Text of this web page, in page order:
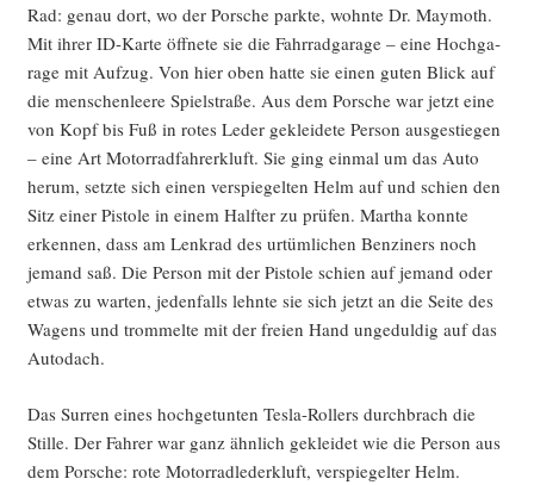
Rad: genau dort, wo der Por­sche park­te, wohn­te Dr. May­mo­th.
Mit ihrer ID-Kar­te öff­ne­te sie die Fahr­rad­ga­ra­ge – eine Hoch­ga­
ra­ge mit Auf­zug. Von hier oben hat­te sie einen guten Blick auf
die men­schen­lee­re Spiel­stra­ße. Aus dem Por­sche war jetzt eine
von Kopf bis Fuß in rotes Leder geklei­de­te Per­son aus­ge­stie­gen
– eine Art Motor­rad­fah­rer­kluft. Sie ging ein­mal um das Auto
her­um, setz­te sich einen ver­spie­gel­ten Helm auf und schien den
Sitz einer Pis­to­le in einem Half­ter zu prü­fen. Mar­tha konn­te
erken­nen, dass am Lenk­rad des urtüm­li­chen Ben­zi­ners noch
jemand saß. Die Per­son mit der Pis­to­le schien auf jemand oder
etwas zu war­ten, jeden­falls lehn­te sie sich jetzt an die Sei­te des
Wagens und trom­mel­te mit der frei­en Hand unge­dul­dig auf das
Autodach.
Das Sur­ren eines hoch­get­un­ten Tes­la-Rol­lers durch­brach die
Stil­le. Der Fah­rer war ganz ähn­lich geklei­det wie die Per­son aus
dem Por­sche: rote Motor­rad­le­der­kluft, ver­spie­gel­ter Helm.